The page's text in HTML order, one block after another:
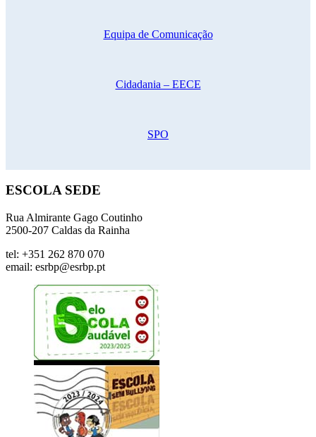
Equipa de Comunicação
Cidadania – EECE
SPO
ESCOLA SEDE
Rua Almirante Gago Coutinho
2500-207 Caldas da Rainha
tel: +351 262 870 070
email: esrbp@esrbp.pt